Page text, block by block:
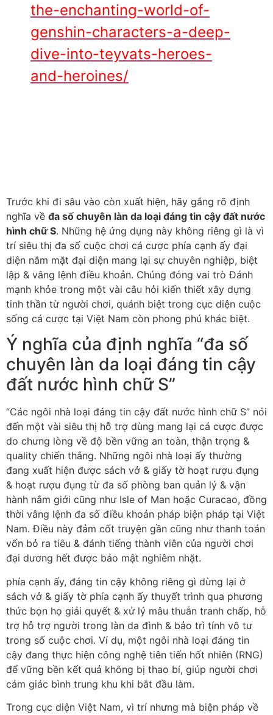
the-enchanting-world-of-
genshin-characters-a-deep-
dive-into-teyvats-heroes-
and-heroines/
Trước khi đi sâu vào còn xuất hiện, hãy gắng rõ định
nghĩa về đa số chuyên làn da loại đáng tin cậy đất nước
hình chữ S. Những hệ ứng dụng này không riêng gì là vì
trí siêu thị đa số cuộc chơi cá cược phía cạnh ấy đại
diện nắm mặt đại diện mang lại sự chuyên nghiệp, biệt
lập & vâng lệnh điều khoản. Chúng đóng vai trò Đánh
mạnh khỏe trong một vài câu hỏi kiến thiết xây dựng
tinh thần từ người chơi, quánh biệt trong cục diện cuộc
sống cá cược tại Việt Nam còn phong phú khác biệt.
Ý nghĩa của định nghĩa “đa số
chuyên làn da loại đáng tin cậy
đất nước hình chữ S”
“Các ngôi nhà loại đáng tin cậy đất nước hình chữ S” nói
đến một vài siêu thị hỗ trợ dùng mang lại cá cược được
do chưng lòng về độ bền vững an toàn, thận trọng &
quality chiến thắng. Những ngôi nhà loại ấy thường
đang xuất hiện được sách vở & giấy tờ hoạt rượu đụng
& hoạt rượu đụng từ đa số phòng ban quản lý & vận
hành nắm giới cũng như Isle of Man hoặc Curacao, đồng
thời vâng lệnh đa số điều khoản pháp biện pháp tại Việt
Nam. Điều này đảm cốt truyện gần cũng như thanh toán
vốn bỏ ra tiêu & đánh tiếng thành viên của người chơi
đại dương hết được bảo mật nghiêm nhặt.
phía cạnh ấy, đáng tin cậy không riêng gì dừng lại ở
sách vở & giấy tờ phía cạnh ấy thuyết trình qua phương
thức bọn họ giải quyết & xử lý mâu thuẫn tranh chấp, hỗ
trợ hỗ trợ người trong làn da đình & bảo trì tính vô tư
trong số cuộc chơi. Ví dụ, một ngôi nhà loại đáng tin
cậy đang thực hiện công nghệ tiên tiến hốt nhiên (RNG)
để vững bền kết quả không bị thao bí, giúp người chơi
cảm giác bình trung khu khi bắt đầu làm.
Trong cục diện Việt Nam, vì trí nhưng mà biện pháp về